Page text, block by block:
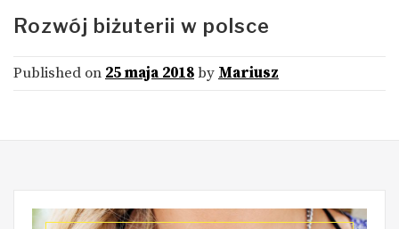
Rozwój biżuterii w polsce
Published on 25 maja 2018by Mariusz